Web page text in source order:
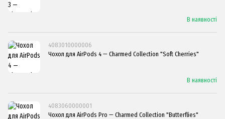
В наявності
4083010000006
Чохол для AirPods 4 — Charmed Collection "Soft Cherries"
В наявності
4083060000001
Чохол для AirPods Pro — Charmed Collection "Butterflies"